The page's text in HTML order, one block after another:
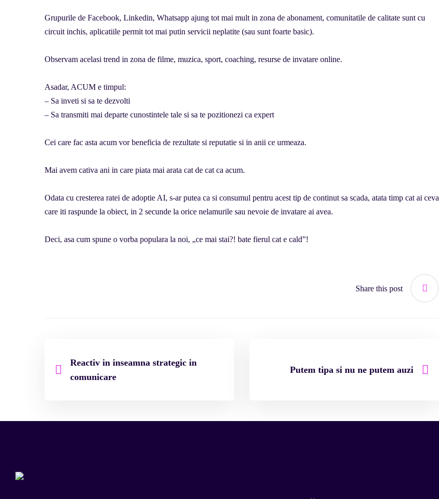
Grupurile de Facebook, Linkedin, Whatsapp ajung tot mai mult in zona de abonament, comunitatile de calitate sunt cu
circuit inchis, aplicatiile permit tot mai putin servicii neplatite (sau sunt foarte basic).
Observam acelasi trend in zona de filme, muzica, sport, coaching, resurse de invatare online.
Asadar, ACUM e timpul:
– Sa inveti si sa te dezvolti
– Sa transmiti mai departe cunostintele tale si sa te pozitionezi ca expert
Cei care fac asta acum vor beneficia de rezultate si reputatie si in anii ce urmeaza.
Mai avem cativa ani in care piata mai arata cat de cat ca acum.
Odata cu cresterea ratei de adoptie AI, s-ar putea ca si consumul pentru acest tip de continut sa scada, atata timp cat ai ceva
care iti raspunde la obiect, in 2 secunde la orice nelamurile sau nevoie de invatare ai avea.
Deci, asa cum spune o vorba populara la noi, „ce mai stai?! bate fierul cat e cald”!
Share this post
Reactiv in inseamna strategic in
comunicare
Putem tipa si nu ne putem auzi